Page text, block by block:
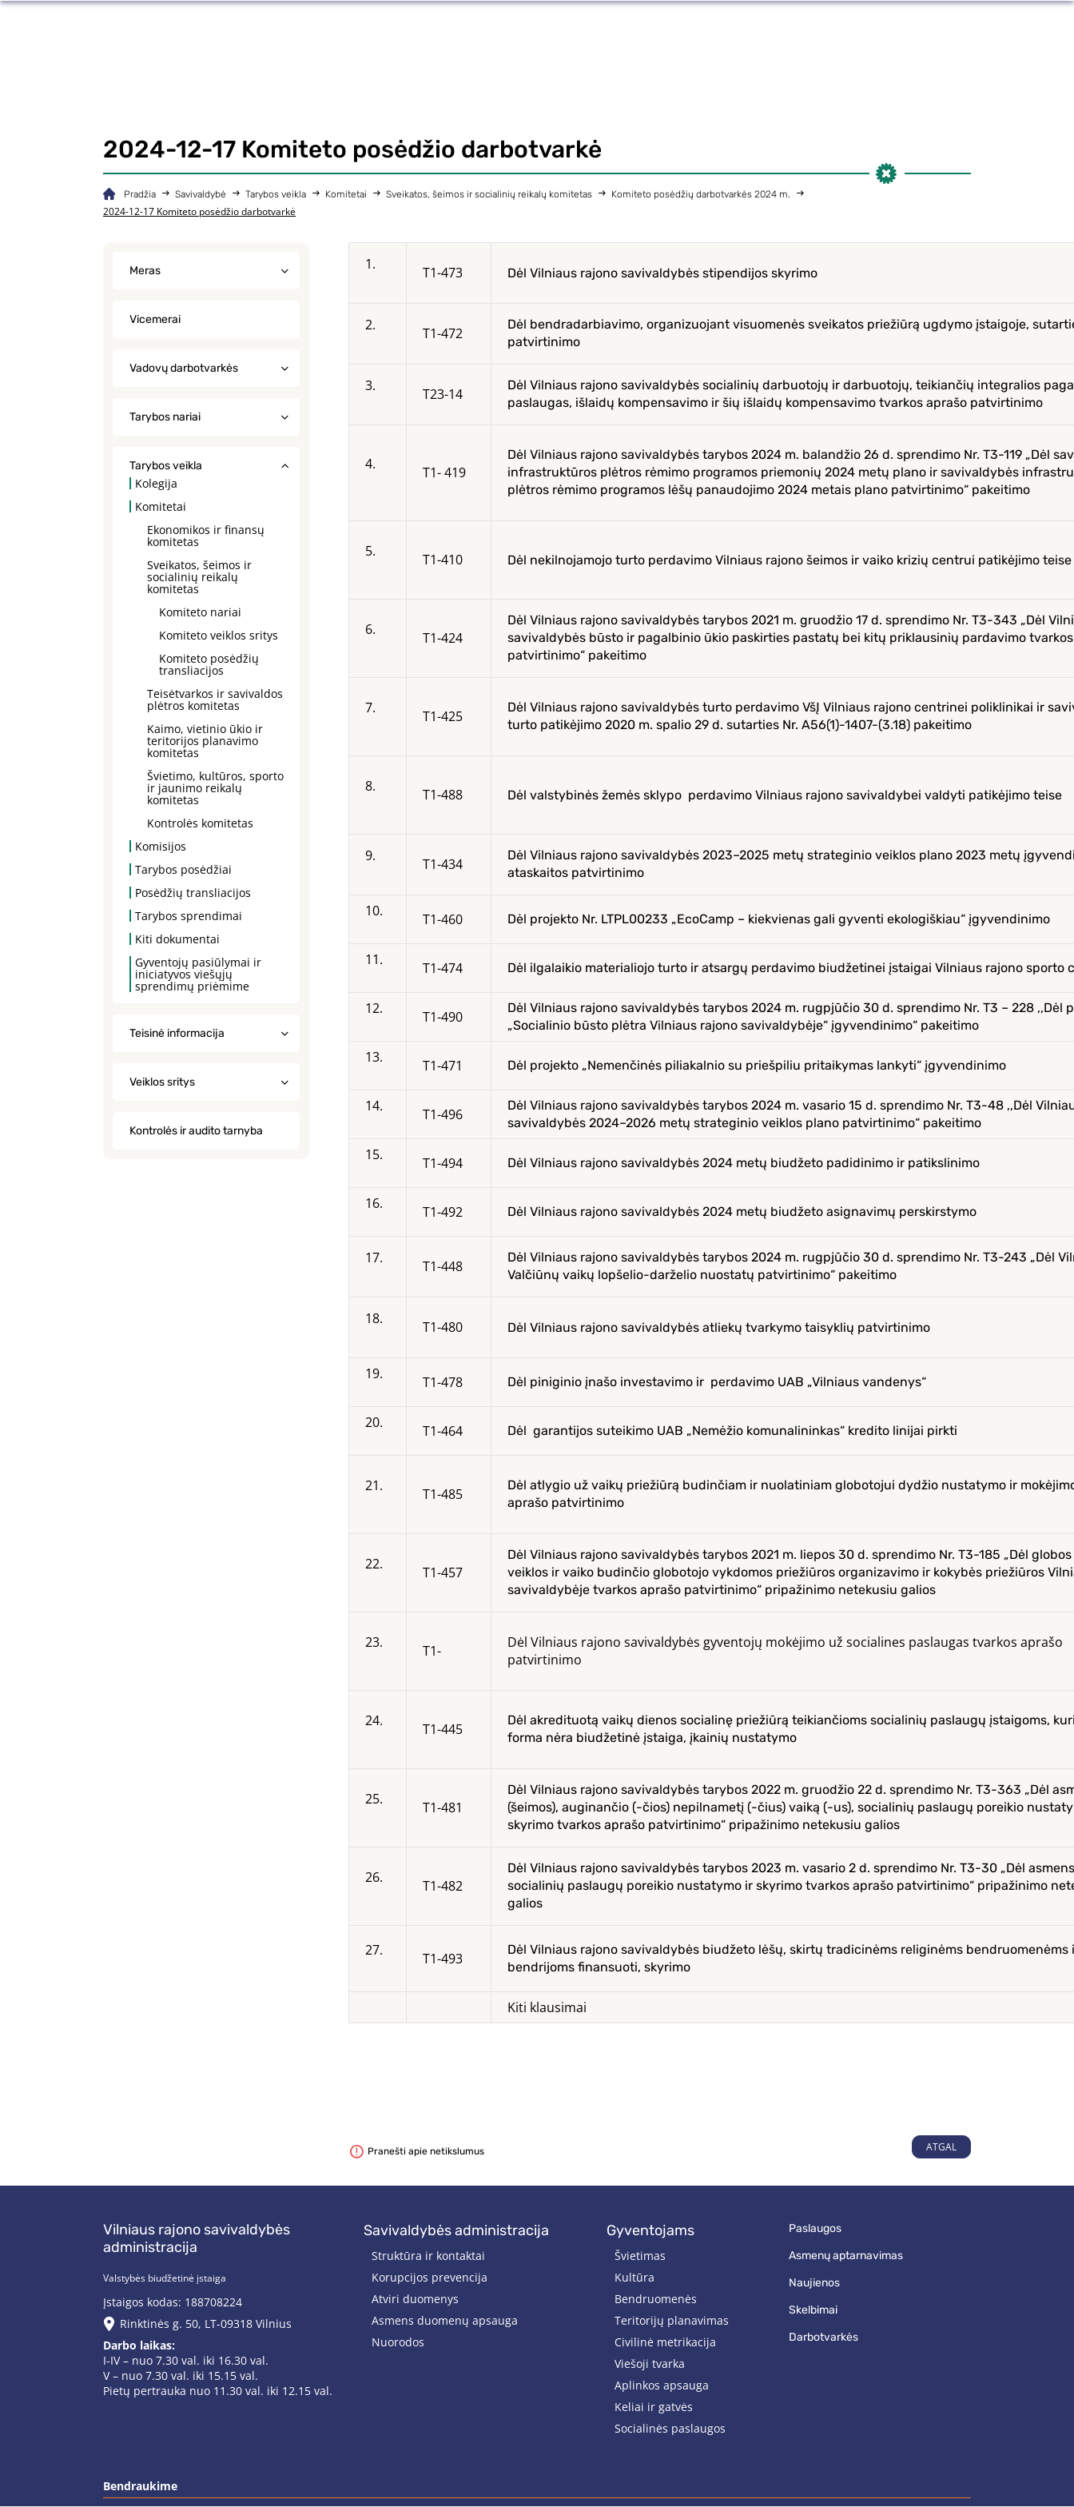
2024-12-17 Komiteto posėdžio darbotvarkė
Pradžia Savivaldybė Tarybos veikla Komitetai Sveikatos, šeimos ir socialinių reikalų komitetas Komiteto posėdžių darbotvarkės 2024 m.
2024-12-17 Komiteto posėdžio darbotvarkė
Meras
Vicemerai
Vadovų darbotvarkės
Tarybos nariai
Tarybos veikla
Kolegija
Komitetai
Ekonomikos ir finansų
komitetas
Sveikatos, šeimos ir
socialinių reikalų
komitetas
Komiteto nariai
Komiteto veiklos sritys
Komiteto posėdžių
transliacijos
Teisėtvarkos ir savivaldos
plėtros komitetas
Kaimo, vietinio ūkio ir
teritorijos planavimo
komitetas
Švietimo, kultūros, sporto
ir jaunimo reikalų
komitetas
Kontrolės komitetas
Komisijos
Tarybos posėdžiai
Posėdžių transliacijos
Tarybos sprendimai
Kiti dokumentai
Gyventojų pasiūlymai ir
iniciatyvos viešųjų
sprendimų priėmime
Teisinė informacija
Veiklos sritys
Kontrolės ir audito tarnyba
1. T1-473 Dėl Vilniaus rajono savivaldybės stipendijos skyrimo
2. T1-472
Dėl bendradarbiavimo, organizuojant visuomenės sveikatos priežiūrą ugdymo įstaigoje,
patvirtinimo
3. T23-14
Dėl Vilniaus rajono savivaldybės socialinių darbuotojų ir darbuotojų, teikiančių integralios
paslaugas, išlaidų kompensavimo ir šių išlaidų kompensavimo tvarkos aprašo patvirtinimo
4. T1- 419
Dėl Vilniaus rajono savivaldybės tarybos 2024 m. balandžio 26 d. sprendimo Nr. T3-119 „Dėl
infrastruktūros plėtros rėmimo programos priemonių 2024 metų plano ir savivaldybės
plėtros rėmimo programos lėšų panaudojimo 2024 metais plano patvirtinimo“ pakeitimo
5. T1-410 Dėl nekilnojamojo turto perdavimo Vilniaus rajono šeimos ir vaiko krizių centrui patikėjimo teise
6. T1-424
Dėl Vilniaus rajono savivaldybės tarybos 2021 m. gruodžio 17 d. sprendimo Nr. T3-343 „Dėl
savivaldybės būsto ir pagalbinio ūkio paskirties pastatų bei kitų priklausinių pardavimo
patvirtinimo“ pakeitimo
7. T1-425
Dėl Vilniaus rajono savivaldybės turto perdavimo VšĮ Vilniaus rajono centrinei poliklinikai ir
turto patikėjimo 2020 m. spalio 29 d. sutarties Nr. A56(1)-1407-(3.18) pakeitimo
8. T1-488 Dėl valstybinės žemės sklypo perdavimo Vilniaus rajono savivaldybei valdyti patikėjimo teise
9. T1-434
Dėl Vilniaus rajono savivaldybės 2023–2025 metų strateginio veiklos plano 2023 metų
ataskaitos patvirtinimo
10. T1-460 Dėl projekto Nr. LTPL00233 „EcoCamp – kiekvienas gali gyventi ekologiškiau“ įgyvendinimo
11. T1-474 Dėl ilgalaikio materialiojo turto ir atsargų perdavimo biudžetinei įstaigai Vilniaus rajono sporto
12. T1-490
Dėl Vilniaus rajono savivaldybės tarybos 2024 m. rugpjūčio 30 d. sprendimo Nr. T3 – 228 ,,Dėl
„Socialinio būsto plėtra Vilniaus rajono savivaldybėje“ įgyvendinimo“ pakeitimo
13. T1-471 Dėl projekto „Nemenčinės piliakalnio su priešpiliu pritaikymas lankyti“ įgyvendinimo
14. T1-496
Dėl Vilniaus rajono savivaldybės tarybos 2024 m. vasario 15 d. sprendimo Nr. T3-48 ,,Dėl
savivaldybės 2024–2026 metų strateginio veiklos plano patvirtinimo“ pakeitimo
15. T1-494 Dėl Vilniaus rajono savivaldybės 2024 metų biudžeto padidinimo ir patikslinimo
16. T1-492 Dėl Vilniaus rajono savivaldybės 2024 metų biudžeto asignavimų perskirstymo
17. T1-448
Dėl Vilniaus rajono savivaldybės tarybos 2024 m. rugpjūčio 30 d. sprendimo Nr. T3-243 „Dėl
Valčiūnų vaikų lopšelio-darželio nuostatų patvirtinimo“ pakeitimo
18. T1-480 Dėl Vilniaus rajono savivaldybės atliekų tvarkymo taisyklių patvirtinimo
19. T1-478 Dėl piniginio įnašo investavimo ir perdavimo UAB „Vilniaus vandenys“
20. T1-464 Dėl garantijos suteikimo UAB „Nemėžio komunalininkas“ kredito linijai pirkti
21. T1-485
Dėl atlygio už vaikų priežiūrą budinčiam ir nuolatiniam globotojui dydžio nustatymo ir
aprašo patvirtinimo
22. T1-457
Dėl Vilniaus rajono savivaldybės tarybos 2021 m. liepos 30 d. sprendimo Nr. T3-185 „Dėl
veiklos ir vaiko budinčio globotojo vykdomos priežiūros organizavimo ir kokybės priežiūros
savivaldybėje tvarkos aprašo patvirtinimo“ pripažinimo netekusiu galios
23. T1-
Dėl Vilniaus rajono savivaldybės gyventojų mokėjimo už socialines paslaugas tvarkos aprašo
patvirtinimo
24. T1-445
Dėl akredituotą vaikų dienos socialinę priežiūrą teikiančioms socialinių paslaugų įstaigoms,
forma nėra biudžetinė įstaiga, įkainių nustatymo
25. T1-481
Dėl Vilniaus rajono savivaldybės tarybos 2022 m. gruodžio 22 d. sprendimo Nr. T3-363 „Dėl
(šeimos), auginančio (-čios) nepilnametį (-čius) vaiką (-us), socialinių paslaugų poreikio
skyrimo tvarkos aprašo patvirtinimo“ pripažinimo netekusiu galios
26. T1-482
Dėl Vilniaus rajono savivaldybės tarybos 2023 m. vasario 2 d. sprendimo Nr. T3-30 „Dėl
socialinių paslaugų poreikio nustatymo ir skyrimo tvarkos aprašo patvirtinimo“ pripažinimo
galios
27. T1-493
Dėl Vilniaus rajono savivaldybės biudžeto lėšų, skirtų tradicinėms religinėms bendruomenėms
bendrijoms finansuoti, skyrimo
Kiti klausimai
Pranešti apie netikslumus ATGAL
Vilniaus rajono savivaldybės
administracija
Valstybės biudžetinė įstaiga
Įstaigos kodas: 188708224
Rinktinės g. 50, LT-09318 Vilnius
Darbo laikas:
I-IV – nuo 7.30 val. iki 16.30 val.
V – nuo 7.30 val. iki 15.15 val.
Pietų pertrauka nuo 11.30 val. iki 12.15 val.
savivaldybės administracija
Struktūra ir kontaktai
Korupcijos prevencija
Atviri duomenys
Asmens duomenų apsauga
Nuorodos
gyventojams
Švietimas
Kultūra
Bendruomenės
Teritorijų planavimas
Civilinė metrikacija
Viešoji tvarka
Aplinkos apsauga
Keliai ir gatvės
Socialinės paslaugos
paslaugos
asmenų aptarnavimas
naujienos
skelbimai
darbotvarkės
Bendraukime